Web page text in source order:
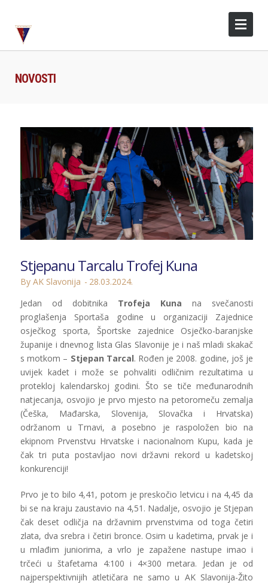
NOVOSTI
Stjepanu Tarcalu Trofej Kuna
By AK Slavonija
28.03.2024.
Jedan od dobitnika Trofeja Kuna na svečanosti
proglašenja Sportaša godine u organizaciji Zajednice
osječkog sporta, Športske zajednice Osječko-baranjske
županije i dnevnog lista Glas Slavonije je i naš mladi skakač
s motkom – Stjepan Tarcal. Rođen je 2008. godine, još je
uvijek kadet i može se pohvaliti odličnim rezultatima u
protekloj kalendarskoj godini. Što se tiče međunarodnih
natjecanja, osvojio je prvo mjesto na petoromeču zemalja
(Češka, Mađarska, Slovenija, Slovačka i Hrvatska)
održanom u Trnavi, a posebno je raspoložen bio na
ekipnom Prvenstvu Hrvatske i nacionalnom Kupu, kada je
čak tri puta postavljao novi državni rekord u kadetskoj
konkurenciji!
Prvo je to bilo 4,41, potom je preskočio letvicu i na 4,45 da
bi se na kraju zaustavio na 4,51. Nadalje, osvojio je Stjepan
čak deset odličja na državnim prvenstvima od toga četiri
zlata, dva srebra i četiri bronce. Osim u kadetima, prvak je i
u mlađim juniorima, a vrlo je zapažene nastupe imao i
trčeći u štafetama 4:100 i 4×300 metara. Jedan je od
najperspektivnijih atletičara ne samo u AK Slavonija-Žito